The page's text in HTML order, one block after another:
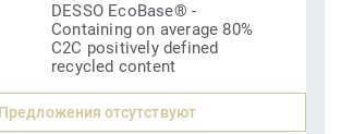
DESSO EcoBase® -
Containing on average 80%
C2C positively defined
recycled content
Предложения отсутствуют